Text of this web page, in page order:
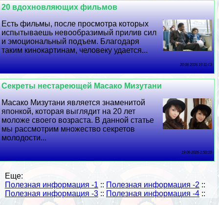
20 вдохновляющих фильмов
Есть фильмы, после просмотра которых
испытываешь невообразимый прилив сил
и эмоциональный подъем. Благодаря
таким кинокартинам, человеку удается...
20 06 2026 19:11:13
Секреты нестареющей Масако Мизутани
Масако Мизутани является знаменитой
японкой, которая выглядит на 20 лет
моложе своего возраста. В данной статье
мы рассмотрим множество секретов
молодости...
19 06 2026 1:50:10
Еще:
Полезная информация -1 :: Полезная информация -2 ::
Полезная информация -3 :: Полезная информация -4 ::